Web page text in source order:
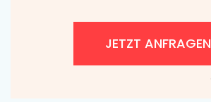
JETZT ANFRAGEN